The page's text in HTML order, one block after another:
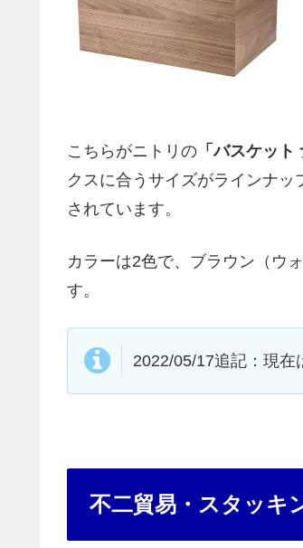
こちらがニトリの 「バスケット
クスに合うサイズがラインナ
されています。
カラーは2色で、ブラウン（ウ
す。
2022/05/17追記：現在
不二貿易・スタッキ